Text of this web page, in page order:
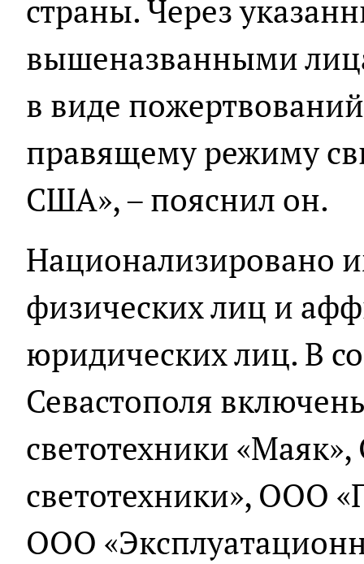
страны. Через
вышеназванными
в виде
правящему режиму
США», – пояснил он.
Национализировано
физических лиц и
юридических лиц. В
Севастополя
светотехники
светотехники», ООО
ООО